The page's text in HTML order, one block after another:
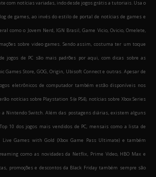
com notícias variadas, indo desde jogos grátis a tutoriais. Usa o
de games, ao invés do estilo de portal de notícias de games e
como o Jovem Nerd, IGN Brasil, Game Vicio, Ovicio, Omelete,
sobre video games. Sendo assim, costuma ter um toque
jogos de PC são mais padrões por aqui, com dicas sobre as
Games Store, GOG, Origin, Ubisoft Connect e outras. Apesar de
eletrônicos de computador também estão disponíveis nos
notícias sobre Playstation 5 (e PS4), notícias sobre Xbox Series
a Nintendo Switch. Além das postagens diárias, existem alguns
10 dos jogos mais vendidos de PC, mensais como a lista de
Live Games with Gold (Xbox Game Pass Ultimate) e também
como as novidades da Netflix, Prime Video, HBO Max e
promoções e descontos da Black Friday também sempre são